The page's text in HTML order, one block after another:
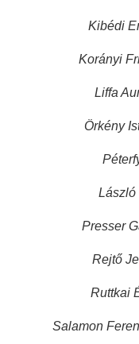
Kibédi
Korányi
Liffa
Örkény
László
Presser
Rejtő
Ruttkai
Salamon